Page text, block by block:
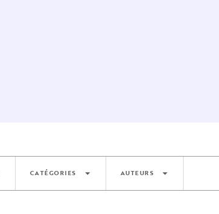
CATÉGORIES arrow_drop_down AUTEURS arrow_drop_down